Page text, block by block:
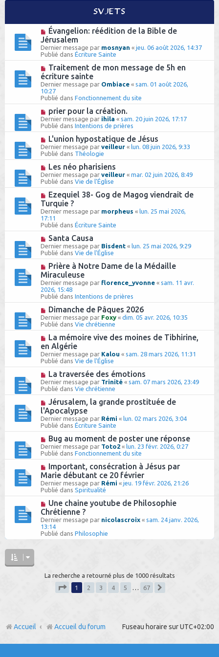
e
Sujets
N
o
u
v
e
a
m
e
s
s
a
g
e
Évangelion: réédition de la Bible de
Jérusalem
Dernier message par mosnyan « jeu. 06 août 2026, 14:37
Publié dans Écriture Sainte
N
u
v
e
a
m
e
s
s
a
g
e
Traitement de mon message de 5h en
écriture sainte
Dernier message par Ombiace « sam. 01 août 2026,
10:27
Publié dans Fonctionnement du site
N
o
u
v
e
a
u
m
e
s
s
a
g
e
prier pour la création.
Dernier message par ihila « sam. 20 juin 2026, 17:17
Publié dans Intentions de prières
N
o
u
v
e
a
u
m
e
s
s
a
g
e
L'union hypostatique de Jésus
Dernier message par veilleur « lun. 08 juin 2026, 9:33
Publié dans Théologie
N
o
u
v
e
a
u
m
e
s
a
g
e
Les néo pharisiens
Dernier message par veilleur « mar. 02 juin 2026, 8:49
Publié dans Vie de l'Église
N
u
v
e
a
u
m
e
s
s
a
g
e
Ezequiel 38- Gog de Magog viendrait de
Turquie ?
Dernier message par morpheus « lun. 25 mai 2026,
17:11
Publié dans Écriture Sainte
N
o
u
v
e
a
u
m
e
s
s
a
g
e
Santa Causa
Dernier message par Bisdent « lun. 25 mai 2026, 9:29
Publié dans Vie de l'Église
N
o
u
v
e
a
u
m
e
s
s
a
g
e
Prière à Notre Dame de la Médaille
Miraculeuse
Dernier message par florence_yvonne « sam. 11 avr.
2026, 15:48
Publié dans Intentions de prières
N
o
u
v
e
a
u
m
e
s
s
a
g
e
Dimanche de Pâques 2026
Dernier message par Foxy « dim. 05 avr. 2026, 10:35
Publié dans Vie chrétienne
N
u
v
e
a
u
m
e
s
a
g
e
La mémoire vive des moines de Tibhirine,
en Algérie
Dernier message par Kalou « sam. 28 mars 2026, 11:31
Publié dans Vie de l'Église
N
o
u
v
a
u
m
e
s
s
a
g
e
La traversée des émotions
Dernier message par Trinité « sam. 07 mars 2026, 23:49
Publié dans Vie chrétienne
o
u
v
e
a
u
m
e
s
s
a
g
e
Jérusalem, la grande prostituée de
l'Apocalypse
Dernier message par Rémi « lun. 02 mars 2026, 3:04
Publié dans Écriture Sainte
N
o
u
v
e
a
u
m
e
s
s
a
g
e
Bug au moment de poster une réponse
Dernier message par Toto2 « lun. 23 févr. 2026, 0:27
Publié dans Fonctionnement du site
N
o
u
v
e
a
u
m
e
s
s
Important, consécration à Jésus par
Marie débutant ce 20 février
Dernier message par Rémi « jeu. 19 févr. 2026, 21:26
Publié dans Spiritualité
N
o
u
v
e
a
a
Une chaine youtube de Philosophie
Chrétienne ?
Dernier message par nicolascroix « sam. 24 janv. 2026,
13:14
Publié dans Philosophie
La recherche a retourné plus de 1000 résultats
1 2 3 4 5
67
Fuseau horaire surUTC+02:00
Accueil Accueil du forum